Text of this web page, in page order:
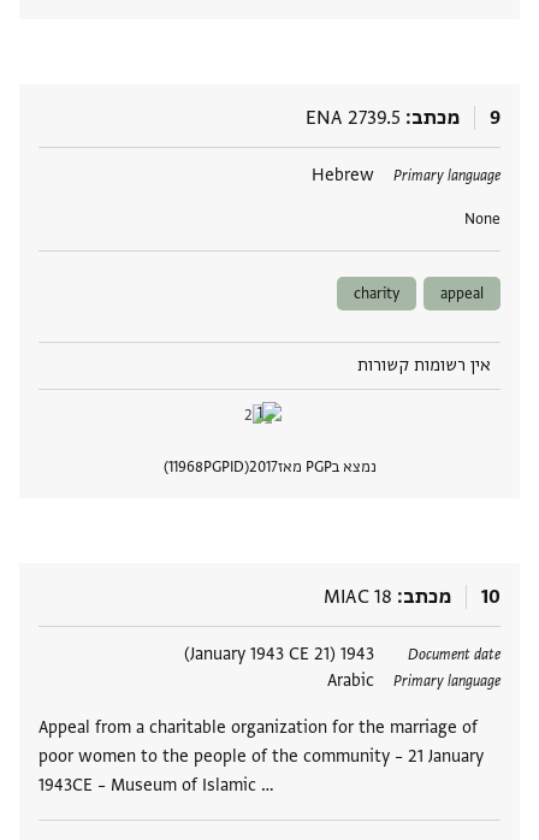
9 מכתב ENA 2739.5
Primary language
Hebrew
None
תגים
appeal
charity
אין רשומות קשורות
נמצא בPGP מאז 2017
PGPID
11968
10 מכתב MIAC 18
Document date
1943 (21 January 1943 CE)
Primary language
Arabic
Appeal from a charitable organization for the marriage of
poor women to the people of the community – 21 January
1943CE – Museum of Islamic …
תגים